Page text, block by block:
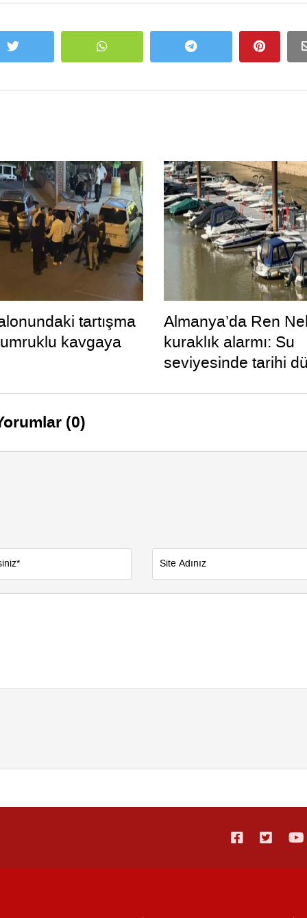
tartışma
kavgaya
Almanya’da Ren
kuraklık alarmı: Su
seviyesinde tarihi
(0)